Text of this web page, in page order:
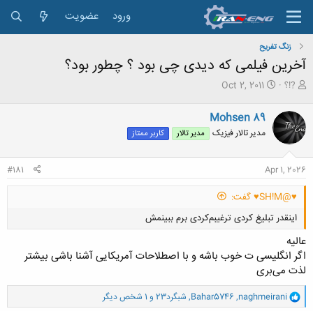
ورود عضویت
زنگ تفريح
آخرین فیلمی که دیدی چی بود ؟ چطور بود؟
ش
و
ع
ک
ن
ن
د
م
و
ض
ع
?!؟
ت
ر
ی
خ
ر
Oct 2, 2011
Mohsen 89
مدیر تالار فیزیک مدیر تالار کاربر ممتاز
Apr 1, 2026
#181
♥@SH!M♥ گفت:
اینقدر تبلیغ کردی ترغیبم‌کردی برم ببینمش
عالیه
اگر انگلیسی ت خوب باشه و با اصطلاحات آمریکایی آشنا باشی بیشتر
لذت می‌بری
و
ا
naghmeirani
,
Bahar5746
, شبگرد23 و 1 شخص دیگر